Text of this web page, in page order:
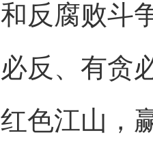
反腐败斗
反、有贪
色江山，